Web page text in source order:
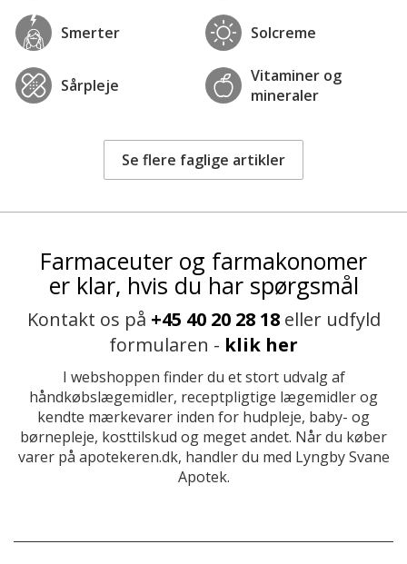
Smerter Solcreme
Sårpleje
Vitaminer og
mineraler
Se flere faglige artikler
Farmaceuter og farmakonomer
er klar, hvis du har spørgsmål
Kontakt os på +45 40 20 28 18eller udfyld
formularen - klik her
I webshoppen finder du et stort udvalg af
håndkøbslægemidler, receptpligtige lægemidler og
kendte mærkevarer inden for hudpleje, baby- og
børnepleje, kosttilskud og meget andet. Når du køber
varer på apotekeren.dk, handler du med Lyngby Svane
Apotek.